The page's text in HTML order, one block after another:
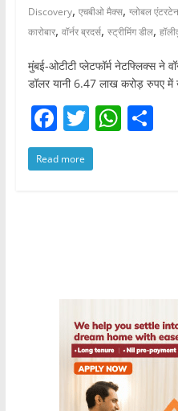
Discovery, एचबीओ मैक्स, ग्लोबल
कारोबार, वॉर्नर ब्रदर्स, स्ट्रीमिंग डील,
मुंबई-ओटीटी प्लेटफॉर्म नेटफ्लिक्स ने
डॉलर यानी 6.47 लाख करोड़ रुपए में
F
a
c
k
T
w
itt
W S
Read more